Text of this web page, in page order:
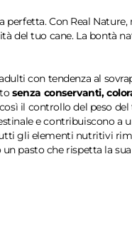
perfetta. Con Real Nature,
del tuo cane. La bontà
con tendenza al
senza conservanti,
il controllo del peso del
e contribuiscono a
gli elementi nutritivi
pasto che rispetta la